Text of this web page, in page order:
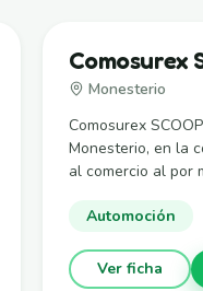
Comosurex
Monesterio
Comosurex
Monesterio, en la
al comercio al por
Automoción
Ver ficha